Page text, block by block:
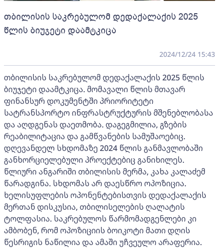
თბილისის საკრებულომ დედაქალაქის 2025
წლის ბიუჯეტი დაამტკიცა
2024/12/24 15:43
თბილისის საკრებულომ დედაქალაქის 2025 წლის
ბიუჯეტი დაამტკიცა. მომავალი წლის მთავარ
ფინანსურ დოკუმენტში პრიორიტეტი
სატრანსპორტო ინფრასტრუქტურის მშენებლობასა
და აღდგენას დაეთმობა. დაგეგმილია, გზების
რეაბილიტაცია და გამწვანების სამუშაოებიც.
დღევანდელ სხდომაზე 2024 წლის განმავლობაში
განხორციელებული პროექტებიც განიხილეს.
წლიური ანგარიში თბილისის მერმა, კახა კალაძემ
წარადგინა. სხდომას არ დაესწრო ოპოზიცია.
ხელისუფლების ოპონენტებისთვის დედაქალაქის
მერთან დისკუსია, თბილისელების ღალატის
ტოლფასია. საკრებულოს წარმომადგენლები კი
ამბობენ, რომ ოპოზიციის ბოიკოტი მათი დღის
წესრიგის ნაწილია და ამაში უჩვეულო არაფერია.